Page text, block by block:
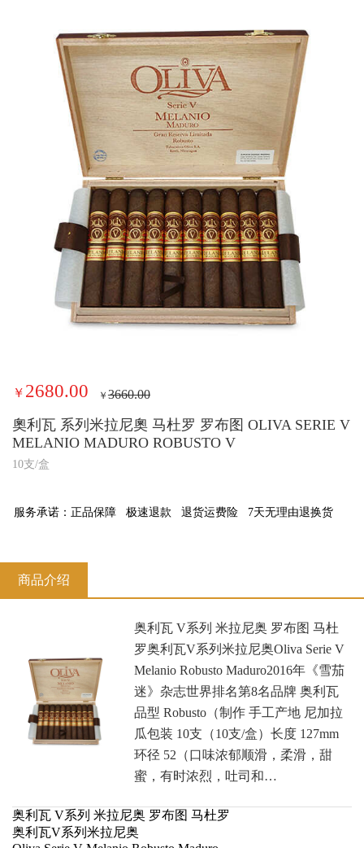
￥ 2680.00 ￥3660.00
奧利瓦 系列米拉尼奧 马杜罗 罗布图 OLIVA SERIE V
MELANIO MADURO ROBUSTO V
10支/盒
服务承诺： 正品保障 极速退款 退货运费险 7天无理由退换货
商品介绍
奥利瓦 V系列 米拉尼奥 罗布图 马杜
罗奥利瓦V系列米拉尼奥Oliva Serie V
Melanio Robusto Maduro2016年《雪茄
迷》杂志世界排名第8名品牌 奥利瓦
品型 Robusto（制作 手工产地 尼加拉
瓜包装 10支（10支/盒）长度 127mm
环径 52（口味浓郁顺滑，柔滑，甜
蜜，有时浓烈，吐司和…
奥利瓦 V系列 米拉尼奥 罗布图 马杜罗
奥利瓦V系列米拉尼奥